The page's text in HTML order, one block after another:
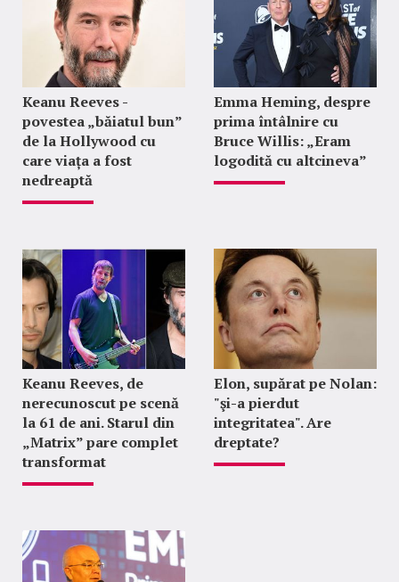
Keanu Reeves -
povestea „băiatul bun”
de la Hollywood cu
care viața a fost
nedreaptă
Emma Heming, despre
prima întâlnire cu
Bruce Willis: „Eram
logodită cu altcineva”
Keanu Reeves, de
nerecunoscut pe scenă
la 61 de ani. Starul din
„Matrix” pare complet
transformat
Elon, supărat pe Nolan:
"şi-a pierdut
integritatea". Are
dreptate?